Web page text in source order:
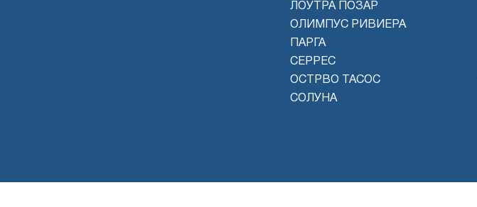
ЛОУТРА ПОЗАР
ОЛИМПУС РИВИЕРА
ПАРГА
СЕРРЕС
ОСТРВО ТАСОС
СОЛУНА